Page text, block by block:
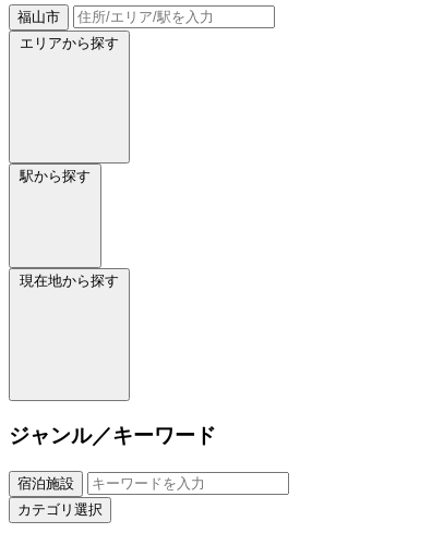
福山市
エリアから探す
駅から探す
現在地から探す
ジャンル／キーワード
宿泊施設
カテゴリ選択